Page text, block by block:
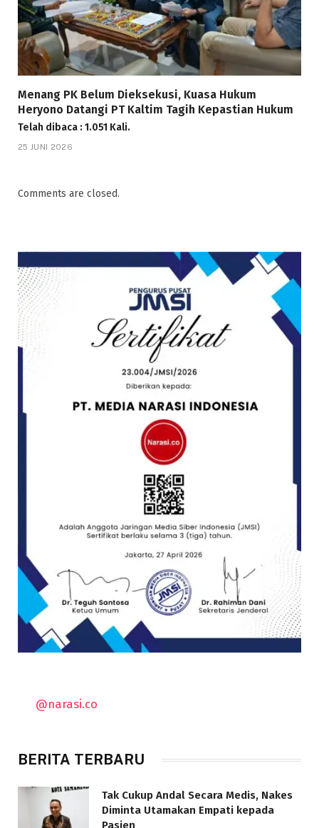
Menang PK Belum Dieksekusi, Kuasa Hukum
Heryono Datangi PT Kaltim Tagih Kepastian Hukum
Telah dibaca : 1.051 Kali.
25 JUNI 2026
Comments are closed.
@narasi.co
BERITA TERBARU
Tak Cukup Andal Secara Medis, Nakes
Diminta Utamakan Empati kepada
Pasien